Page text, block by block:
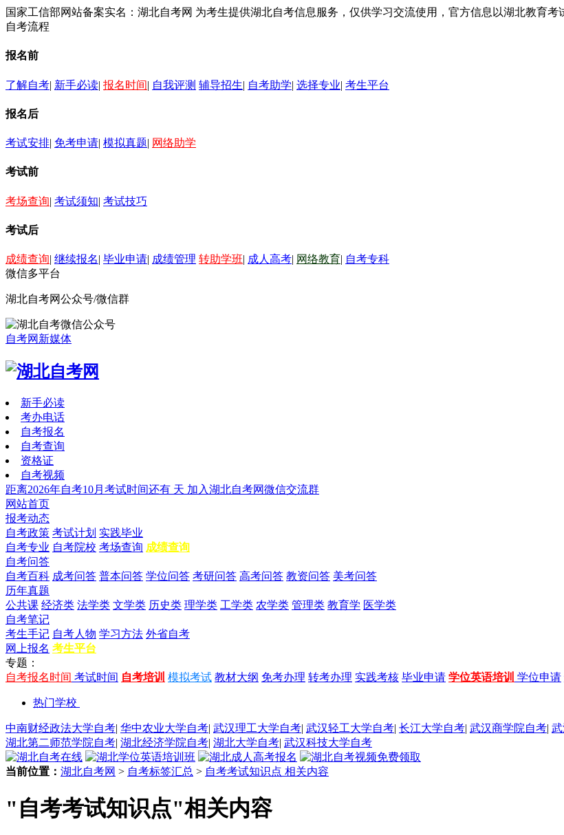
国家工信部网站备案实名：湖北自考网 为考生提供湖北自考信息服务，仅供学习交流使用，官方信息以湖北教育考
自考流程
报名前
了解自考| 新手必读| 报名时间| 自我评测 辅导招生| 自考助学| 选择专业| 考生平台
报名后
考试安排| 免考申请| 模拟真题| 网络助学
考试前
考场查询| 考试须知| 考试技巧
考试后
成绩查询| 继续报名| 毕业申请| 成绩管理 转助学班| 成人高考| 网络教育| 自考专科
微信多平台
湖北自考网公众号/微信群
自考网新媒体
新手必读
考办电话
自考报名
自考查询
资格证
自考视频
距离2026年自考10月考试时间还有 天 加入湖北自考网微信交流群
网站首页
报考动态
自考政策 考试计划 实践毕业
自考专业 自考院校 考场查询 成绩查询
自考问答
自考百科 成考问答 普本问答 学位问答 考研问答 高考问答 教资问答 美考问答
历年真题
公共课 经济类 法学类 文学类 历史类 理学类 工学类 农学类 管理类 教育学 医学类
自考笔记
考生手记 自考人物 学习方法 外省自考
网上报名 考生平台
专题：
自考报名时间 考试时间 自考培训 模拟考试 教材大纲 免考办理 转考办理 实践考核 毕业申请 学位英语培训 学位申请
热门学校
中南财经政法大学自考| 华中农业大学自考| 武汉理工大学自考| 武汉轻工大学自考| 长江大学自考| 武汉商学院自考|
湖北第二师范学院自考| 湖北经济学院自考| 湖北大学自考| 武汉科技大学自考
当前位置： 湖北自考网 > 自考标签汇总 > 自考考试知识点 相关内容
"自考考试知识点"相关内容